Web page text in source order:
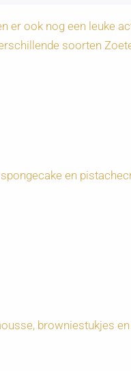
er ook nog een leuke
soorten
en
browniestukjes